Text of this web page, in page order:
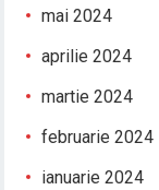
mai 2024
aprilie 2024
martie 2024
februarie 2024
ianuarie 2024